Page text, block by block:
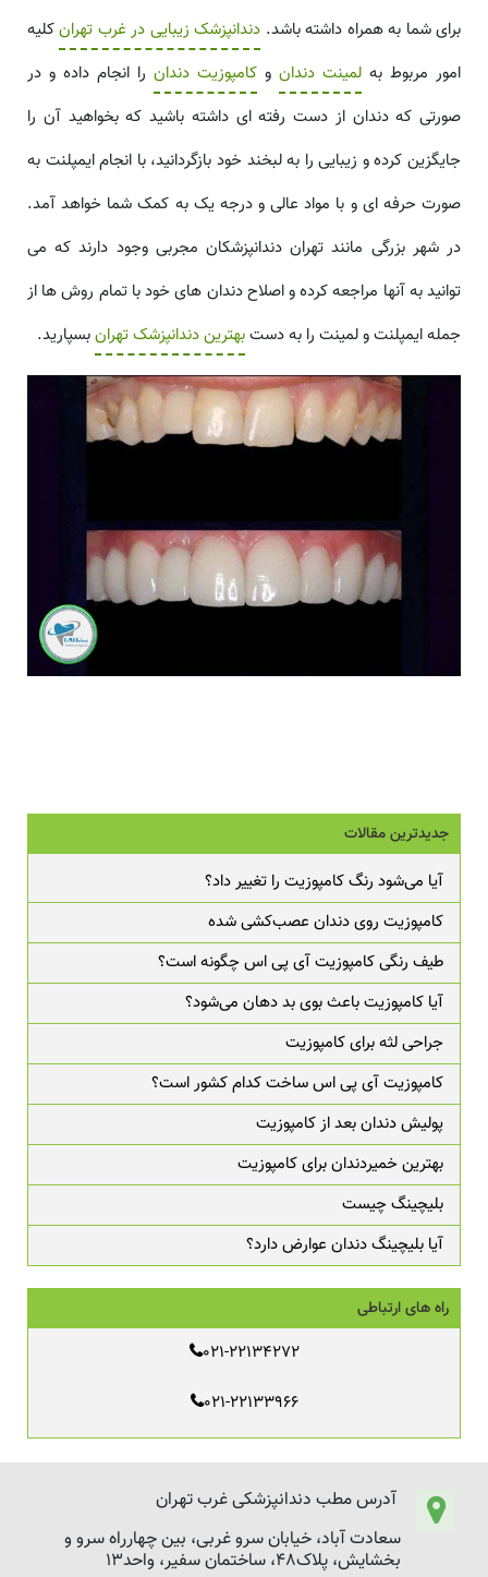
برای شما به همراه داشته باشد. دندانپزشک زیبایی در غرب تهرانکلیه
امور مربوط به لمینت دندان و کامپوزیت دندان را انجام داده و در
صورتی که دندان از دست رفته ای داشته باشید که بخواهید آن را
جایگزین کرده و زیبایی را به لبخند خود بازگردانید، با انجام ایمپلنت به
صورت حرفه ای و با مواد عالی و درجه یک به کمک شما خواهد آمد.
در شهر بزرگی مانند تهران دندانپزشکان مجربی وجود دارند که می
توانید به آنها مراجعه کرده و اصلاح دندان های خود با تمام روش ها از
جمله ایمپلنت و لمینت را به دستبهترین دندانپزشک تهرانبسپارید.
جدیدترین مقالات
آیا می‌شود رنگ کامپوزیت را تغییر داد؟
کامپوزیت روی دندان عصب‌کشی شده
طیف رنگی کامپوزیت آی پی اس چگونه است؟
آیا کامپوزیت باعث بوی بد دهان می‌شود؟
جراحی لثه برای کامپوزیت
کامپوزیت آی پی اس ساخت کدام کشور است؟
پولیش دندان بعد از کامپوزیت
بهترین خمیردندان برای کامپوزیت
بلیچینگ چیست
آیا بلیچینگ دندان عوارض دارد؟
راه های ارتباطی
021-22134272
021-22133966
آدرس مطب دندانپزشکی غرب تهران
سعادت آباد، خیابان سرو غربی، بین چهارراه سرو و
بخشایش، پلاک48، ساختمان سفیر، واحد13